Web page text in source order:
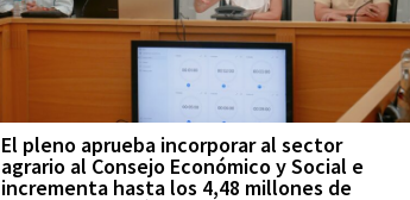
El pleno aprueba incorporar al sector
agrario al Consejo Económico y Social e
incrementa hasta los 4,48 millones de